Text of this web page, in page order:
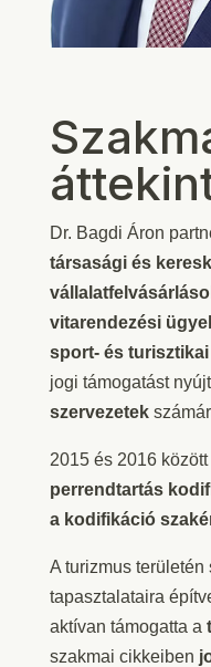
Dr. Bagdi Áron
társasági és
vitarendezési
sport- és
jogi támogatást nyújt
szervezetek
2015 és 2016 között
perrendtartás
a kodifikáció
A turizmus területén
tapasztalataira
aktívan támogatta a
szakmai cikkeiben